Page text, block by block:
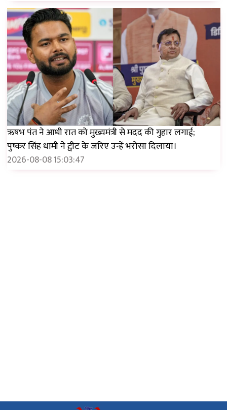
ऋषभ पंत ने आधी रात को मुख्यमंत्री से मदद की गुहार लगाई;
पुष्कर सिंह धामी ने ट्वीट के जरिए उन्हें भरोसा दिलाया।
2026-08-08 15:03:47